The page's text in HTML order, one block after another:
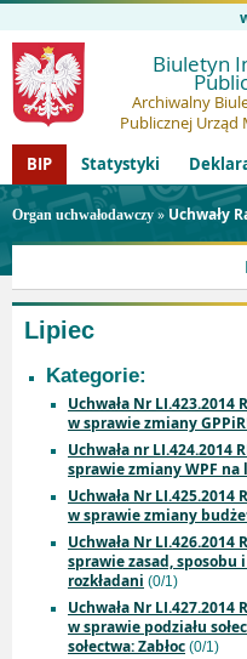
Biuletyn
Archiwalny
Publicznej Urząd
BIP
Statystyki
Organ uchwałodawczy » Uchwały
Lipiec
Kategorie:
Uchwała Nr
w sprawie zmiany
Uchwała nr LI.424.2014
sprawie zmiany WPF na
Uchwała Nr
w sprawie zmiany
Uchwała Nr
sprawie zasad,
rozkładani (0/1)
Uchwała Nr
w sprawie podziału
sołectwa: Zabłoc (0/1)